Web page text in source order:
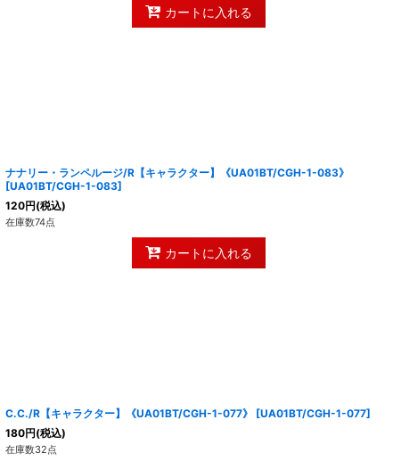
カートに入れる
ナナリー・ランペルージ/R【キャラクター】《UA01BT/CGH-1-083》
[UA01BT/CGH-1-083]
120円(税込)
在庫数74点
カートに入れる
C.C./R【キャラクター】《UA01BT/CGH-1-077》 [UA01BT/CGH-1-077]
180円(税込)
在庫数32点